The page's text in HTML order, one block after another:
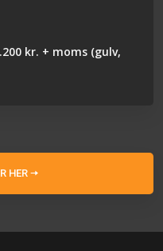
kr. + moms (gulv,
HER ​🠦​​